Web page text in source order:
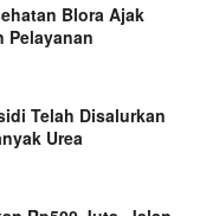
Blora Ajak
Pelayanan
Telah Disalurkan
Urea